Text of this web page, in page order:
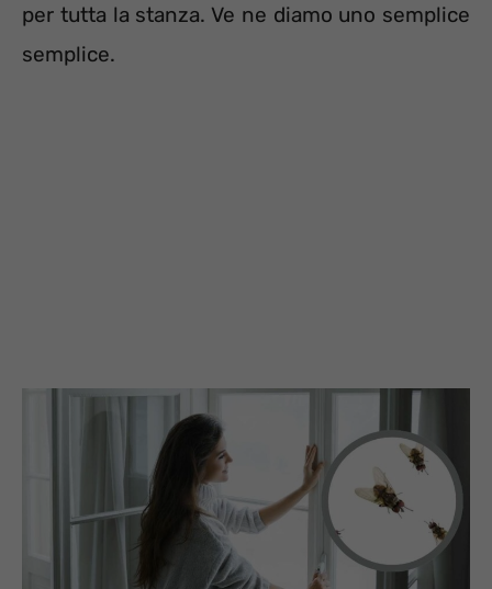
per tutta la stanza. Ve ne diamo uno semplice
semplice.